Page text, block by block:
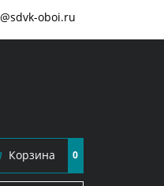
oboi.ru
Корзина 0